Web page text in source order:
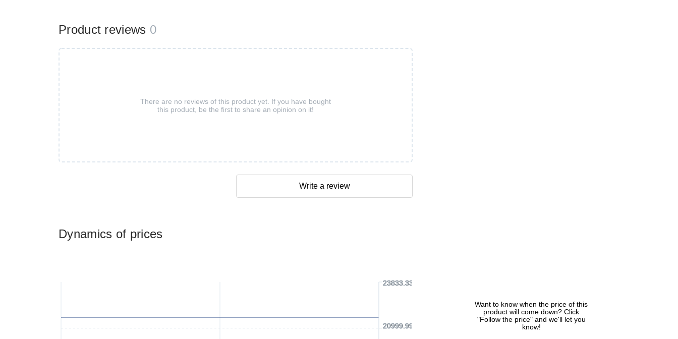
Dynamics of prices
20999.99 USD
23833.33 USD
Want to know when the price of this
product will come down? Click
"Follow the price" and we'll let you
know!
Product reviews 0
There are no reviews of this product yet. If you have bought
this product, be the first to share an opinion on it!
Write a review